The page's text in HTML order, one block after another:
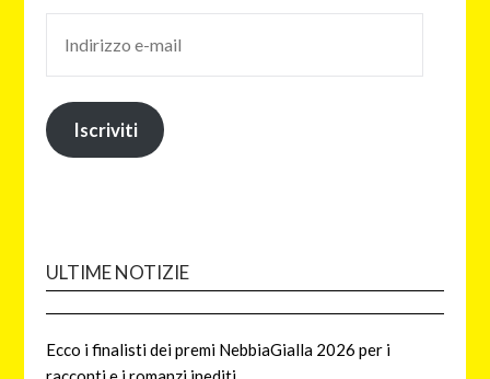
Iscriviti
ULTIME NOTIZIE
Ecco i finalisti dei premi NebbiaGialla 2026 per i